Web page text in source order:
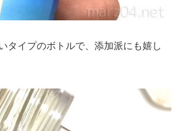
タイプのボトルで、添加派にも嬉し